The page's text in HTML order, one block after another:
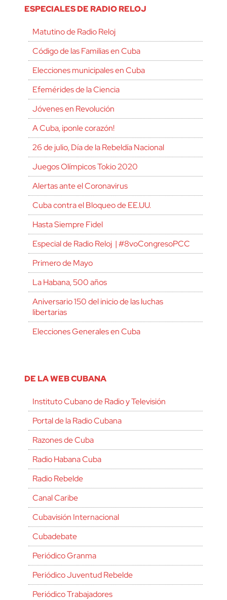
ESPECIALES DE RADIO RELOJ
Matutino de Radio Reloj
Código de las Familias en Cuba
Elecciones municipales en Cuba
Efemérides de la Ciencia
Jóvenes en Revolución
A Cuba, ¡ponle corazón!
26 de julio, Día de la Rebeldía Nacional
Juegos Olímpicos Tokio 2020
Alertas ante el Coronavirus
Cuba contra el Bloqueo de EE.UU.
Hasta Siempre Fidel
Especial de Radio Reloj | #8voCongresoPCC
Primero de Mayo
La Habana, 500 años
Aniversario 150 del inicio de las luchas
libertarias
Elecciones Generales en Cuba
DE LA WEB CUBANA
Instituto Cubano de Radio y Televisión
Portal de la Radio Cubana
Razones de Cuba
Radio Habana Cuba
Radio Rebelde
Canal Caribe
Cubavisión Internacional
Cubadebate
Periódico Granma
Periódico Juventud Rebelde
Periódico Trabajadores